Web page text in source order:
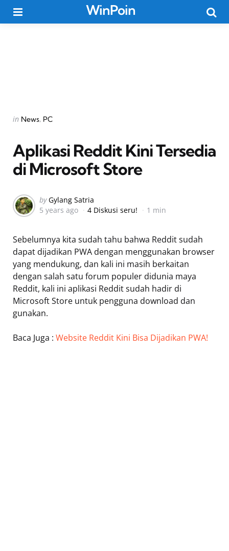
WinPoin
Categories
Posted
in News PC
Aplikasi Reddit Kini Tersedia
di Microsoft Store
Posted
by
by Gylang Satria
5 years ago
4 Diskusi seru! 1 min
Sebelumnya kita sudah tahu bahwa Reddit sudah
dapat dijadikan PWA dengan menggunakan browser
yang mendukung, dan kali ini masih berkaitan
dengan salah satu forum populer didunia maya
Reddit, kali ini aplikasi Reddit sudah hadir di
Microsoft Store untuk pengguna download dan
gunakan.
Baca Juga : Website Reddit Kini Bisa Dijadikan PWA!